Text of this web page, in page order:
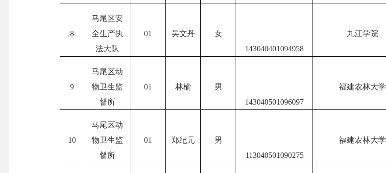
8
马尾区安
全生产执
法大队
01 吴文丹
女
143040401094958
九江学院
9
马尾区动
物卫生监
督所
01 林榆
男
143040501096097
福建农林大学
10
马尾区动
物卫生监
督所
01 郑纪元
男
113040501090275
福建农林大学